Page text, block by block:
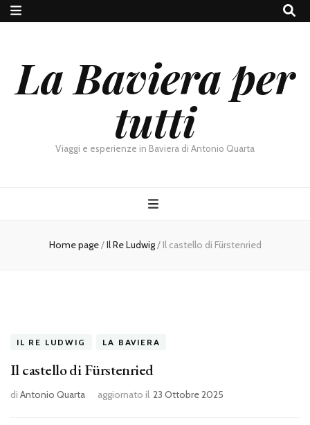
La Baviera per
tutti
Viaggi e esperienze in Baviera di Antonio Quarta
Home page/Il Re Ludwig/ Il castello di Fürstenried
IL RE LUDWIG LA BAVIERA
Il castello di Fürstenried
di Antonio Quarta aggiornato il 23 Ottobre 2025